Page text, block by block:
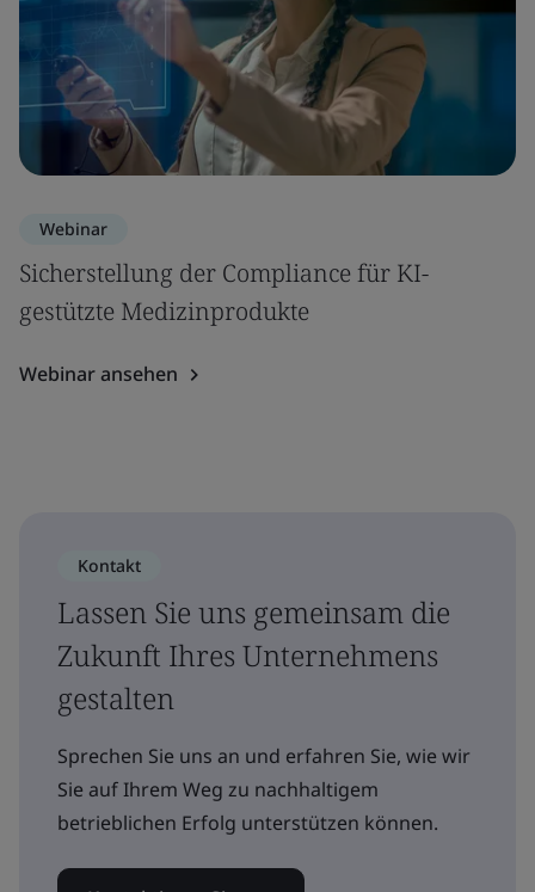
Webinar
Sicherstellung der Compliance für KI-
gestützte Medizinprodukte
Webinar ansehen
Kontakt
Lassen Sie uns gemeinsam die
Zukunft Ihres Unternehmens
gestalten
Sprechen Sie uns an und erfahren Sie, wie wir
Sie auf Ihrem Weg zu nachhaltigem
betrieblichen Erfolg unterstützen können.